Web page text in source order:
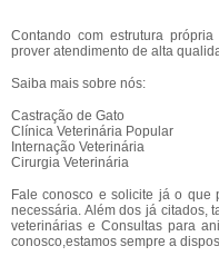
Contando com estrutura
prover atendimento de alta
Saiba mais sobre nós:
Castração de Gato
Clínica Veterinária Popular
Internação Veterinária
Cirurgia Veterinária
Fale conosco e solicite já o que
necessária. Além dos já citados,
veterinárias e Consultas para
conosco,estamos sempre a